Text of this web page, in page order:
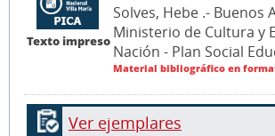
Texto impreso
Solves, Hebe .- Buenos
Ministerio de Cultura y
Nación - Plan Social
Material bibliográfico en
Ver ejemplares